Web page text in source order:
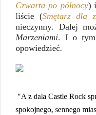
Czwarta po północy)
liście (Smętarz dla
nieczynny. Dalej
Marzeniami. I o tym
opowiedzieć.
"A z dala Castle Rock
spokojnego, sennego